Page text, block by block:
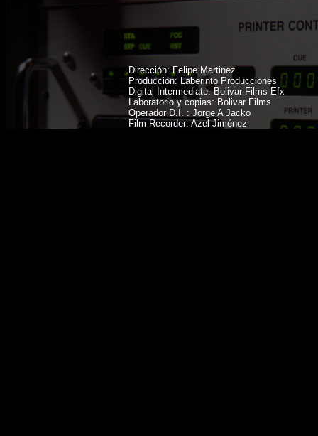
Dirección: Felipe Martinez
Producción: Laberinto Producciones
Digital Intermediate: Bolivar Films Efx
Laboratorio y copias: Bolivar Films
Operador D.I. : Jorge A Jacko
Film Recorder: Azel Jiménez